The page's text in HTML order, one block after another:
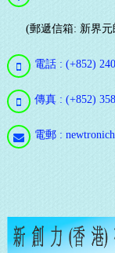
(郵遞信箱: 新界元
電話 : (+852)
傳真 : (+852)
電郵 :
通
訊